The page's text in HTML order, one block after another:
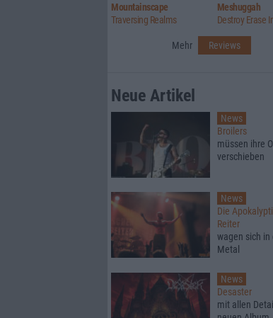
Mountainscape
Traversing Realms
Meshuggah
Mehr Reviews
Neue Artikel
News
Broilers
müssen ihre
verschieben
News
Die
Reiter
wagen sich in
Metal
News
Desaster
mit allen